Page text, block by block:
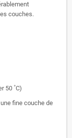
couches.
50 ˚C)
fine couche de